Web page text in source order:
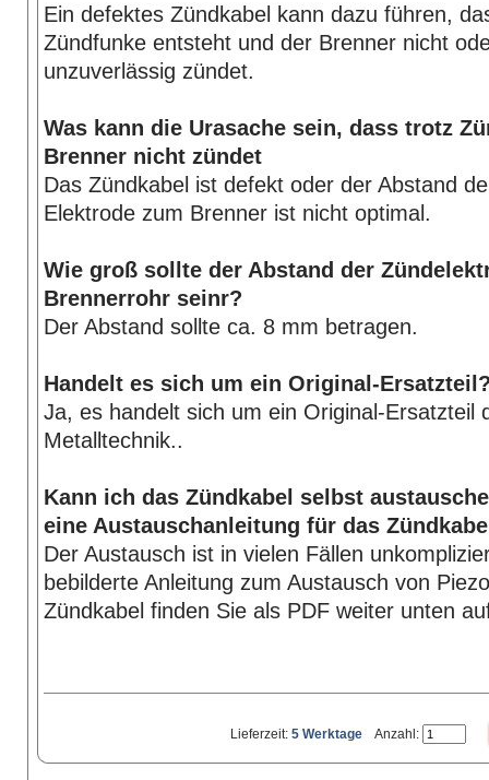
Ein defektes Zündkabel kann dazu führen,
Zündfunke entsteht und der Brenner nicht
unzuverlässig zündet.
Was kann die Urasache sein, dass trotz
Brenner nicht zündet
Das Zündkabel ist defekt oder der Abstand
Elektrode zum Brenner ist nicht optimal.
Wie groß sollte der Abstand der
Brennerrohr seinr?
Der Abstand sollte ca. 8 mm betragen.
Handelt es sich um ein Original-
Ja, es handelt sich um ein Original-Ersatzteil
Metalltechnik..
Kann ich das Zündkabel selbst
eine Austauschanleitung für das
Der Austausch ist in vielen Fällen
bebilderte Anleitung zum Austausch von
Zündkabel finden Sie als PDF weiter unten
Lieferzeit: 5 Werktage Anzahl: